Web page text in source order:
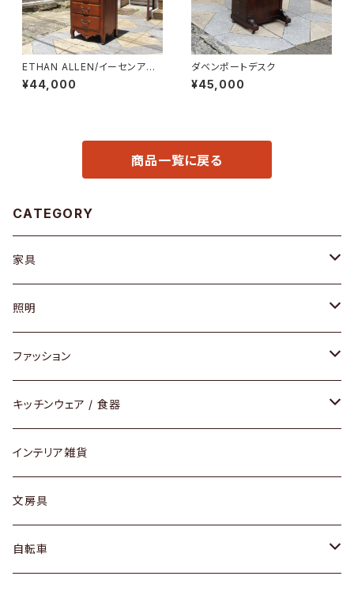
ETHAN ALLEN/イーセンアー
レン 7段トールチェスト
¥44,000
ダベンポートデスク
¥45,000
商品一覧に戻る
CATEGORY
家具
ソファ / ベンチ
チェア / スツール
ダイニングセット / ダイニングテーブル
ローテーブル / サイドテーブル
デスク / コンソール
ドレッサー
照明
ペンダントライト
テーブルランプ / デスクスタンド
フロアライト
ファッション
アクセサリー
リング
ピアス / イヤリング
財布
バッグ
アウター
キッチンウェア / 食器
グラス / タンブラー
カップ / マグ
プレート / ボウル
インテリア雑貨
文房具
自転車